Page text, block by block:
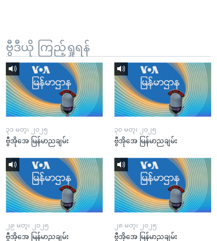
ဗွီဒီယို ကြည့်ရှုရန်
၃၁ မတ္၊ ၂၀၂၅
ဗွီအိုအေ မြန်မာညချမ်း
၃၀ မတ္၊ ၂၀၂၅
ဗွီအိုအေ မြန်မာညချမ်း
၂၉ မတ္၊ ၂၀၂၅
ဗွီအိုအေ မြန်မာညချမ်း
၂၈ မတ္၊ ၂၀၂၅
ဗွီအိုအေ မြန်မာညချမ်း